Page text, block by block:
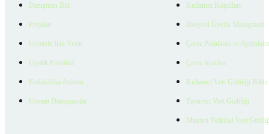
Danışman Bul
Projeler
Ücretsiz İlan Verin
Üyelik Paketleri
EmlakZeka Asistan
Uzman Danışmanlar
Kullanım Koşulları
Bireysel Üyelik Sözleşmesi
Çerez Politikası ve
Çerez Ayarları
Kullanıcı Veri Gizliliği
Ziyaretçi Veri Gizliliği
Müşteri Yetkilisi Veri